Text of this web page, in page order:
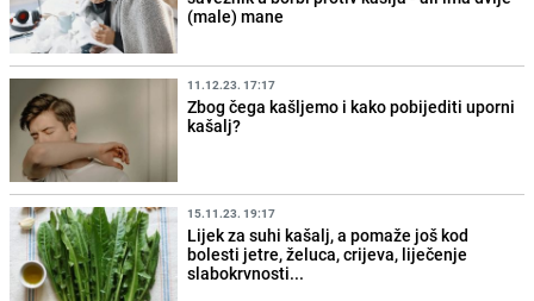
(male) mane
11.12.23. 17:17
Zbog čega kašljemo i kako pobijediti uporni
kašalj?
15.11.23. 19:17
Lijek za suhi kašalj, a pomaže još kod
bolesti jetre, želuca, crijeva, liječenje
slabokrvnosti...